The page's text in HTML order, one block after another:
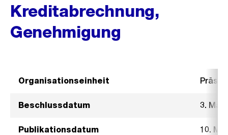
Kreditabrechnung,
Genehmigung
Organisationseinheit
Beschlussdatum 3.
Publikationsdatum 10.